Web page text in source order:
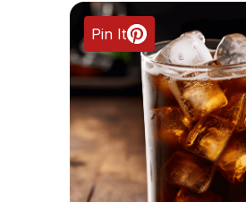
Pin It